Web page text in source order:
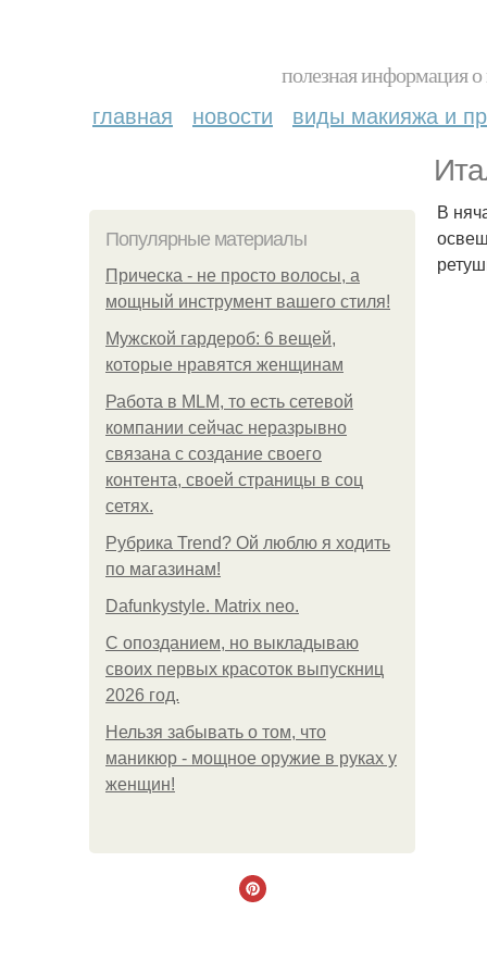
полезная информация
главная новости виды макияжа и
Популярные материалы
Прическа - не просто волосы, а
мощный инструмент вашего стиля!
Мужской гардероб: 6 вещей,
которые нравятся женщинам
Работа в MLM, то есть сетевой
компании сейчас неразрывно
связана с создание своего
контента, своей страницы в соц
сетях.
Рубрика Trend? Ой люблю я ходить
по магазинам!
Dafunkystyle. Matrix neo.
С опозданием, но выкладываю
своих первых красоток выпускниц
2026 год.
Нельзя забывать о том, что
маникюр - мощное оружие в руках у
женщин!
В